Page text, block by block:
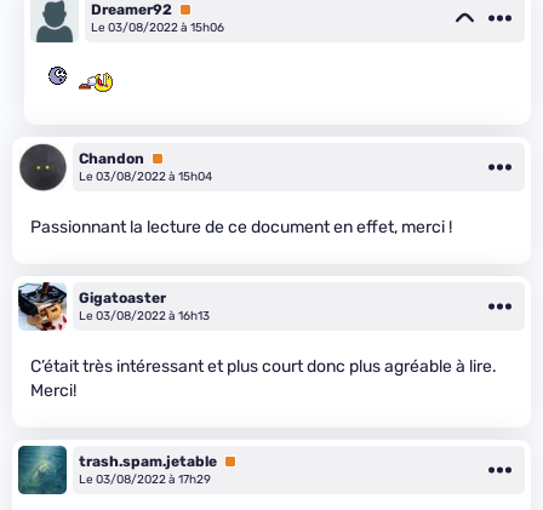
Dreamer92 Premium
Le 03/08/2022 à 15h06
Chandon
Premium
Le 03/08/2022 à 15h04
Passionnant la lecture de ce document en effet, merci !
Gigatoaster
Le 03/08/2022 à 16h13
C’était très intéressant et plus court donc plus agréable à lire.
Merci!
trash.spam.jetable Premium
Le 03/08/2022 à 17h29